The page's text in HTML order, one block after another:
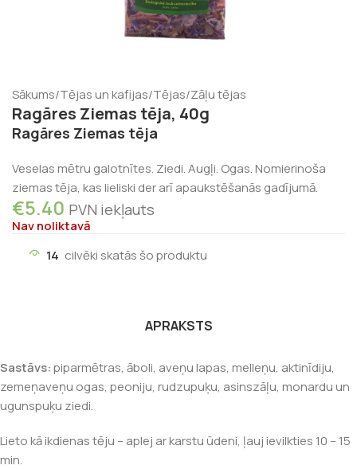
Sākums/Tējas un kafijas/Tējas/Zāļu tējas
Ragāres Ziemas tēja, 40g
Ragāres Ziemas tēja
Veselas mētru galotnītes. Ziedi. Augļi. Ogas. Nomierinoša
ziemas tēja, kas lieliski der arī apaukstēšanās gadījumā.
€5.40 PVN iekļauts
Nav noliktavā
14 cilvēki skatās šo produktu
APRAKSTS
Sastāvs:piparmētras, āboli, aveņu lapas, melleņu, aktinīdiju,
zemeņaveņu ogas, peoniju, rudzupuķu, asinszāļu, monardu un
ugunspuķu ziedi.
Lieto kā ikdienas tēju – aplej ar karstu ūdeni, ļauj ievilkties 10 – 15
min.